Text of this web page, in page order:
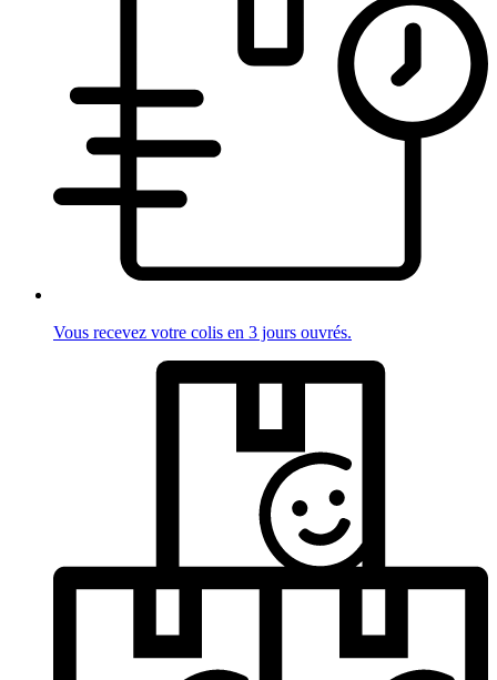
Vous recevez votre colis en 3 jours ouvrés.